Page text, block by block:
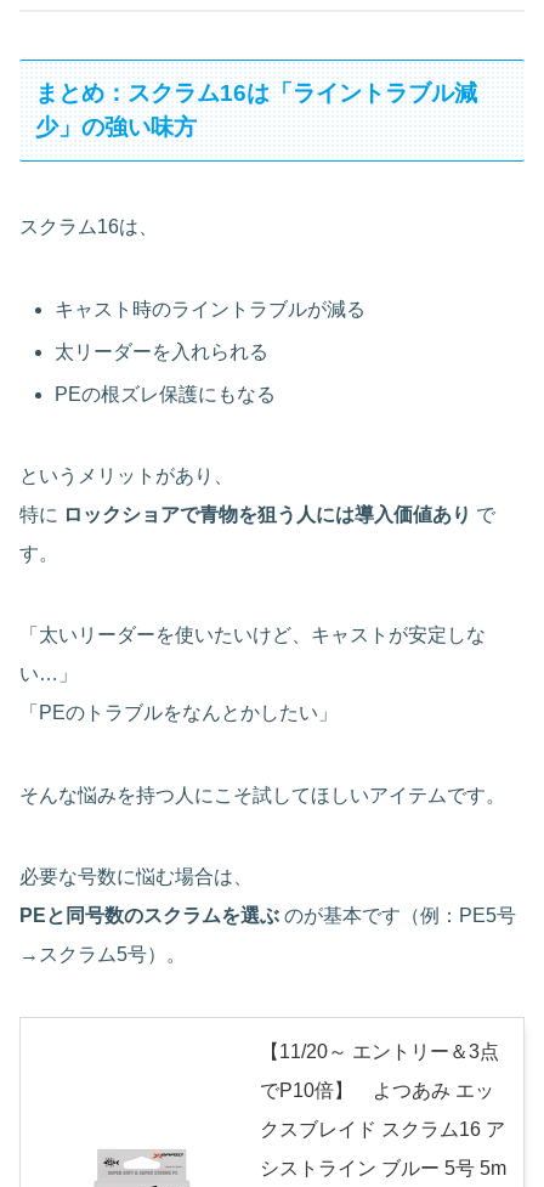
まとめ：スクラム16は「ライントラブル減
少」の強い味方
スクラム16は、
キャスト時のライントラブルが減る
太リーダーを入れられる
PEの根ズレ保護にもなる
というメリットがあり、
特に ロックショアで青物を狙う人には導入価値あり で
す。
「太いリーダーを使いたいけど、キャストが安定しな
い…」
「PEのトラブルをなんとかしたい」
そんな悩みを持つ人にこそ試してほしいアイテムです。
必要な号数に悩む場合は、
PEと同号数のスクラムを選ぶ のが基本です（例：PE5号
→スクラム5号）。
【11/20～ エントリー＆3点
でP10倍】 よつあみ エッ
クスブレイド スクラム16 ア
シストライン ブルー 5号 5m